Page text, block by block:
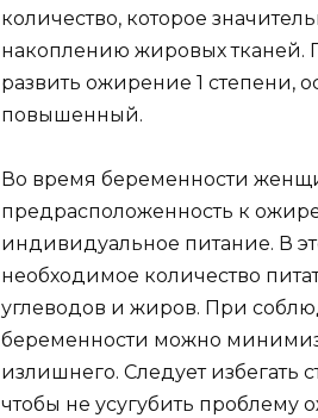
количество, которое
накоплению жировых тканей.
развить ожирение 1 степени,
повышенный.
Во время беременности
предрасположенность к
индивидуальное питание. В
необходимое количество
углеводов и жиров. При
беременности можно
излишнего. Следует избегать
чтобы не усугубить проблему